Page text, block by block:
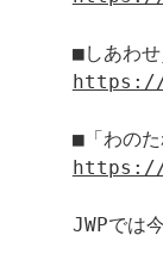
https://
https://
JWPでは